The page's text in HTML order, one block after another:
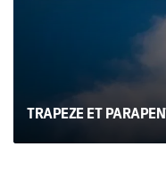
TRAPEZE ET